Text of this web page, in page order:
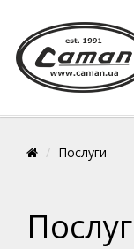
Послуги